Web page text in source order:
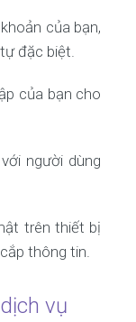
của bạn,
đặc biệt.
của bạn cho
người dùng
trên thiết bị
thông tin.
vụ